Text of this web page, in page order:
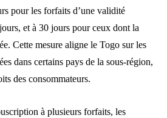
pour les forfaits d’une validité
et à 30 jours pour ceux dont la
Cette mesure aligne le Togo sur les
dans certains pays de la sous-région,
des consommateurs.
à plusieurs forfaits, les